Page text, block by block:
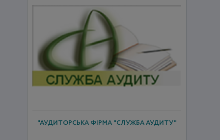
"АУДИТОРСЬКА ФІРМА "СЛУЖБА АУДИТУ"